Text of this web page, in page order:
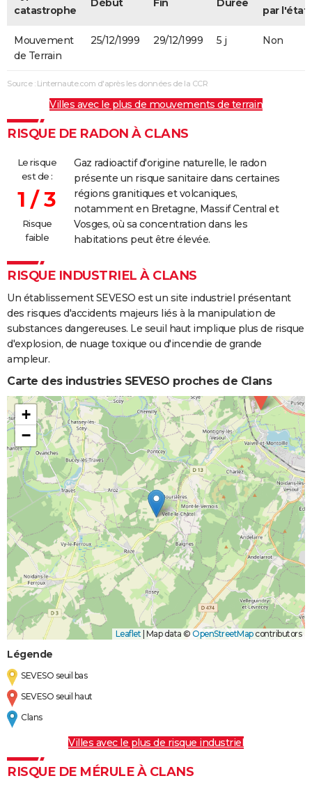
catastrophe
Début Fin Durée
par l'état
Mouvement
de Terrain
25/12/1999 29/12/1999 5 j Non
Source : Linternaute.com d'après les données de la CCR
Villes avec le plus de mouvements de terrain
RISQUE DE RADON À CLANS
Le risque
est de :
1 / 3
Risque
faible
Gaz radioactif d'origine naturelle, le radon
présente un risque sanitaire dans certaines
régions granitiques et volcaniques,
notamment en Bretagne, Massif Central et
Vosges, où sa concentration dans les
habitations peut être élevée.
RISQUE INDUSTRIEL À CLANS
Un établissement SEVESO est un site industriel présentant
des risques d'accidents majeurs liés à la manipulation de
substances dangereuses. Le seuil haut implique plus de risque
d'explosion, de nuage toxique ou d'incendie de grande
ampleur.
Carte des industries SEVESO proches de Clans
+
−
Leaflet Map data © OpenStreetMapcontributors
Légende
SEVESO seuil bas
SEVESO seuil haut
Clans
Villes avec le plus de risque industriel
RISQUE DE MÉRULE À CLANS